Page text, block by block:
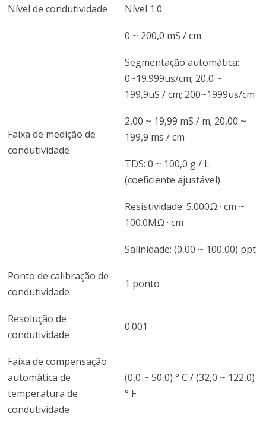
Nível de condutividade Nível 1.0
Faixa de medição de
condutividade
0 ~ 200,0 mS / cm
Segmentação automática:
0~19.999us/cm; 20,0 ~
199,9uS / cm; 200~1999us/cm
2,00 ~ 19,99 mS / m; 20,00 ~
199,9 ms / cm
TDS: 0 ~ 100,0 g / L
(coeficiente ajustável)
Resistividade: 5.000Ω · cm ~
100.0MΩ · cm
Salinidade: (0,00 ~ 100,00) ppt
Ponto de calibração de
condutividade
1 ponto
Resolução de
condutividade
0.001
Faixa de compensação
automática de
temperatura de
condutividade
(0,0 ~ 50,0) ° C / (32,0 ~ 122,0)
° F